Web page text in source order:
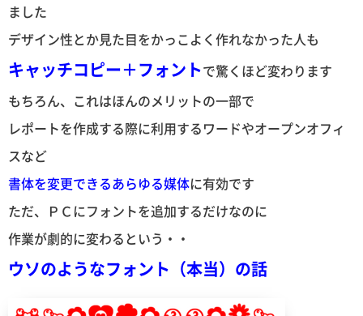
ました
デザイン性とか見た目をかっこよく作れなかった人も
キャッチコピー＋フォントで驚くほど変わります
もちろん、これはほんのメリットの一部で
レポートを作成する際に利用するワードやオープンオフィ
スなど
書体を変更できるあらゆる媒体に有効です
ただ、ＰＣにフォントを追加するだけなのに
作業が劇的に変わるという・・
ウソのようなフォント（本当）の話